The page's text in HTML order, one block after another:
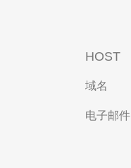
HOST
域名
电子邮件